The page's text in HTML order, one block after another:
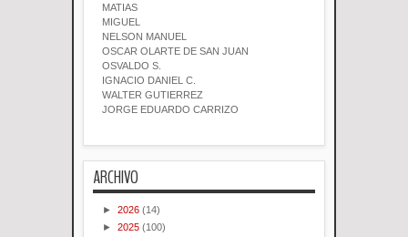
MATIAS
MIGUEL
NELSON MANUEL
OSCAR OLARTE DE SAN JUAN
OSVALDO S.
IGNACIO DANIEL C.
WALTER GUTIERREZ
JORGE EDUARDO CARRIZO
ARCHIVO
► 2026 (14)
► 2025 (100)